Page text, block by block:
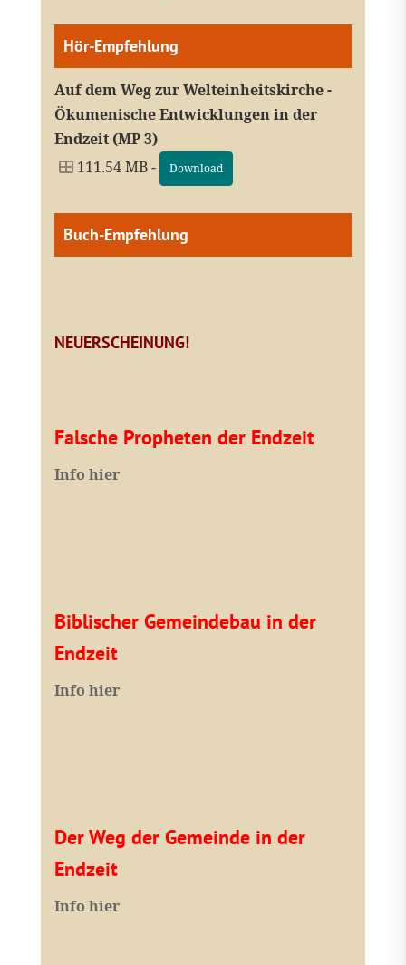
Hör-Empfehlung
Auf dem Weg zur Welteinheitskirche -
Ökumenische Entwicklungen in der
Endzeit (MP 3)
111.54 MB -
Download
Buch-Empfehlung
NEUERSCHEINUNG!
Falsche Propheten der Endzeit
Info hier
Biblischer Gemeindebau in der
Endzeit
Info hier
Der Weg der Gemeinde in der
Endzeit
Info hier